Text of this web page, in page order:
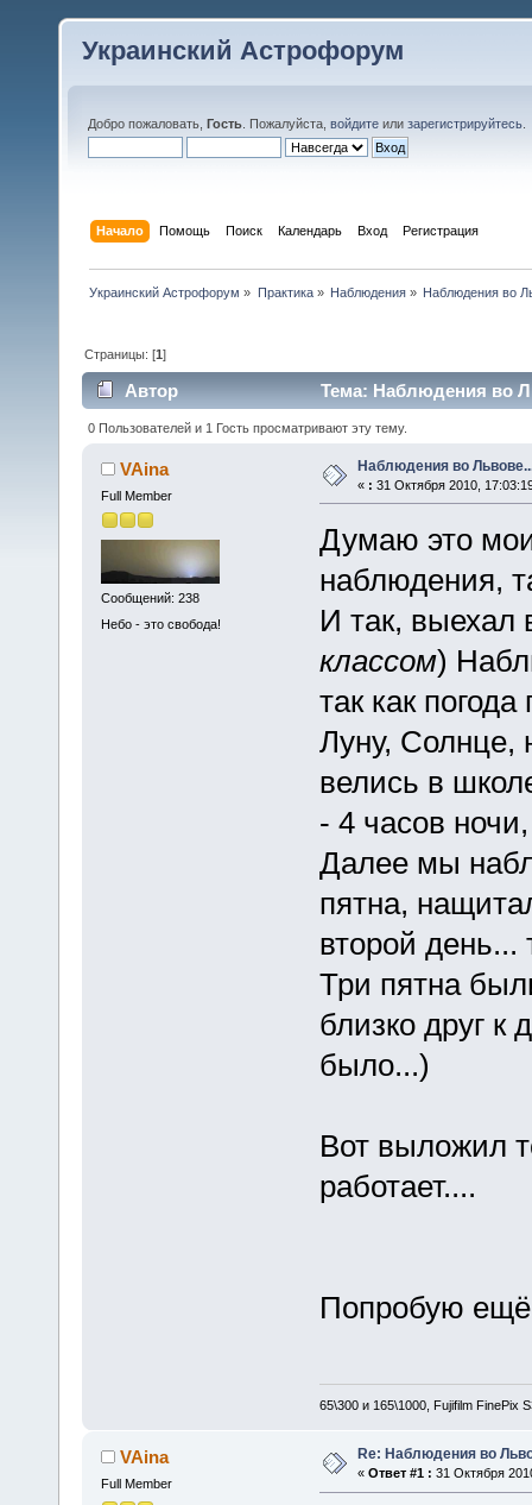
Украинский Астрофорум
Добро пожаловать, Гость . Пожалуйста, войдите или зарегистрируйтесь
Начало Помощь Поиск Календарь Вход Регистрация
Украинский Астрофорум » Практика» Наблюдения» Наблюдения во
Страницы: [1]
Автор Тема: Наблюдения во
0 Пользователей и 1 Гость просматривают эту тему.
VAina
Full Member
Сообщений: 238
Небо - это свобода!
Наблюдения во
« : 31 Октября 2010,
Думаю это
наблюдения,
И так, выехал
классом)
так как
Луну,
велись в
- 4 часов
Далее мы
пятна,
второй
Три пятна
близко друг к
было...)
Вот выложил
работает....
Попробую
65\300 и 165\1000, Fujifilm FinePix
VAina
Full Member
Re: Наблюдения во
« Ответ #1 : 31 Октября